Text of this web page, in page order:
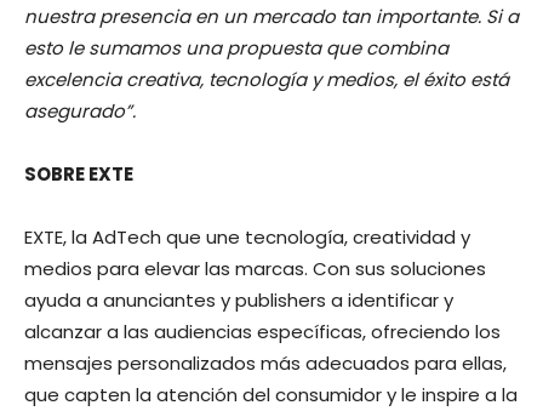
nuestra presencia en un mercado tan importante. Si a
esto le sumamos una propuesta que combina
excelencia creativa, tecnología y medios, el éxito está
asegurado”.
SOBRE EXTE
EXTE, la AdTech que une tecnología, creatividad y
medios para elevar las marcas. Con sus soluciones
ayuda a anunciantes y publishers a identificar y
alcanzar a las audiencias específicas, ofreciendo los
mensajes personalizados más adecuados para ellas,
que capten la atención del consumidor y le inspire a la